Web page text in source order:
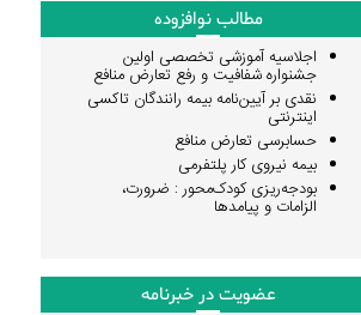
مطالب نوافزوده
اجلاسیه آموزشی تخصصی اولین
جشنواره شفافیت و رفع تعارض منافع
نقدی بر آیین‌نامه بیمه رانندگان تاکسی
اینترنتی
حسابرسی تعارض منافع
بیمه نیروی کار پلتفرمی
بودجه‌ریزی کودک‌محور : ضرورت،
الزامات و پیامدها
عضویت در خبرنامه